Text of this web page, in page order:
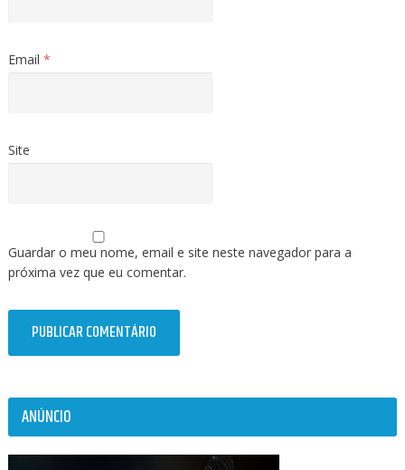
Email *
Site
Guardar o meu nome, email e site neste navegador para a
próxima vez que eu comentar.
ANÚNCIO